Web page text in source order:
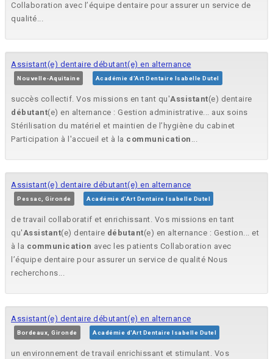
Collaboration avec l’équipe dentaire pour assurer un service de
qualité...
Assistant(e) dentaire débutant(e) en alternance
Nouvelle-Aquitaine Académie d'Art Dentaire Isabelle Dutel
succès collectif. Vos missions en tant qu'Assistant(e) dentaire
débutant(e) en alternance : Gestion administrative... aux soins
Stérilisation du matériel et maintien de l’hygiène du cabinet
Participation à l'accueil et à la communication ...
Assistant(e) dentaire débutant(e) en alternance
Pessac, Gironde Académie d'Art Dentaire Isabelle Dutel
de travail collaboratif et enrichissant. Vos missions en tant
qu'Assistant(e) dentaire débutant(e) en alternance : Gestion... et
à la communication avec les patients Collaboration avec
l’équipe dentaire pour assurer un service de qualité Nous
recherchons...
Assistant(e) dentaire débutant(e) en alternance
Bordeaux, Gironde Académie d'Art Dentaire Isabelle Dutel
un environnement de travail enrichissant et stimulant. Vos